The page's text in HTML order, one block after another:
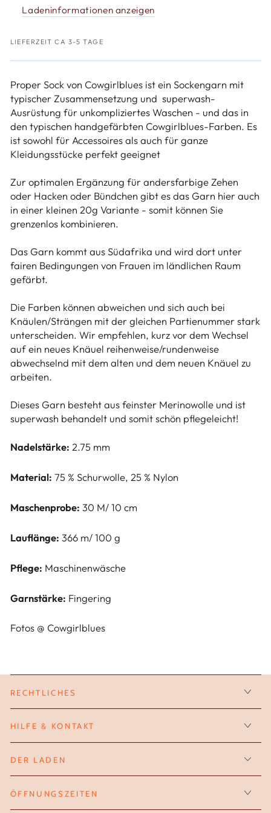
Sock
uni
Sock
uni
Ladeninformationen anzeigen
LIEFERZEIT CA 3-5 TAGE
Proper Sock von Cowgirlblues ist ein Sockengarn mit
typischer Zusammensetzung und superwash-
Ausrüstung für unkompliziertes Waschen - und das in
den typischen handgefärbten Cowgirlblues-Farben. Es
ist sowohl für Accessoires als auch für ganze
Kleidungsstücke perfekt geeignet
Zur optimalen Ergänzung für andersfarbige Zehen
oder Hacken oder Bündchen gibt es das Garn hier auch
in einer kleinen 20g Variante - somit können Sie
grenzenlos kombinieren.
Das Garn kommt aus Südafrika und wird dort unter
fairen Bedingungen von Frauen im ländlichen Raum
gefärbt.
Die Farben können abweichen und sich auch bei
Knäulen/Strängen mit der gleichen Partienummer stark
unterscheiden. Wir empfehlen, kurz vor dem Wechsel
auf ein neues Knäuel reihenweise/rundenweise
abwechselnd mit dem alten und dem neuen Knäuel zu
arbeiten.
Dieses Garn besteht aus feinster Merinowolle und ist
superwash behandelt und somit schön pflegeleicht!
Nadelstärke: 2.75 mm
Material: 75 % Schurwolle, 25 % Nylon
Maschenprobe: 30 M/ 10 cm
Lauflänge: 366 m/ 100 g
Pflege: Maschinenwäsche
Garnstärke: Fingering
Fotos @ Cowgirlblues
RECHTLICHES
HILFE & KONTAKT
DER LADEN
ÖFFNUNGSZEITEN